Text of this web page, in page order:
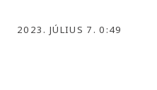
2023. JÚLIUS 7. 0:49